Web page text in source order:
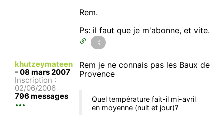
Rem.
Ps: il faut que je m'abonne, et vite.
khutzeymateen
- 08 mars 2007
Inscription :
02/06/2006
796 messages
Rem je ne connais pas les Baux de
Provence
Quel température fait-il mi-avril
en moyenne (nuit et jour)?